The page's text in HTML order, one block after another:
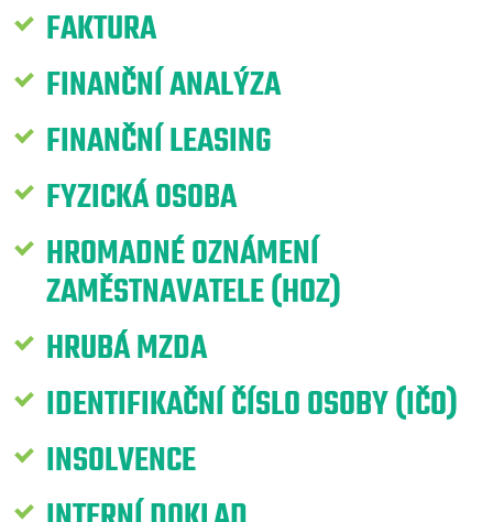
FAKTURA
FINANČNÍ ANALÝZA
FINANČNÍ LEASING
FYZICKÁ OSOBA
HROMADNÉ OZNÁMENÍ
ZAMĚSTNAVATELE (HOZ)
HRUBÁ MZDA
IDENTIFIKAČNÍ ČÍSLO OSOBY (IČO)
INSOLVENCE